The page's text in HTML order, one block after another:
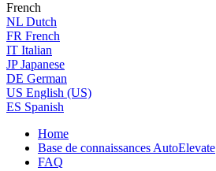
French
NL Dutch
FR French
IT Italian
JP Japanese
DE German
US English (US)
ES Spanish
Home
Base de connaissances AutoElevate
FAQ